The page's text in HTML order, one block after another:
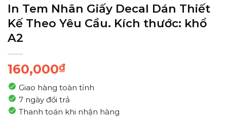
In Tem Nhãn Giấy Decal Dán Thiết
Kế Theo Yêu Cầu. Kích thước: khổ
A2
160,000₫
Giao hàng toàn tỉnh
7 ngày đổi trả
Thanh toán khi nhận hàng